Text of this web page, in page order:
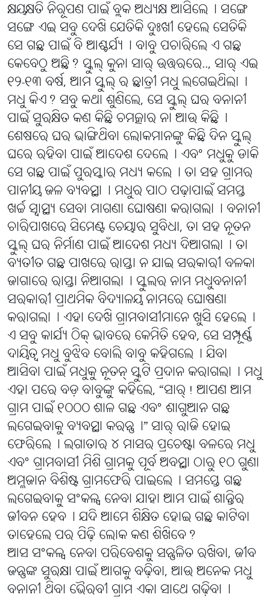
କ୍ଷୟକ୍ଷତି ନିରୂପଣ ପାଇଁ ବ୍ଲକ ଅଧ୍ୟକ୍ଷ ଆସିଲେ୤ ସଙ୍ଗେ
ସଙ୍ଗେ ଏଇ ସବୁ ଦେଖି ଯେତିକି ଦୁଃଖୀ ହେଲେ ସେତିକି
ସେ ଗଛ ପାଇଁ ବି ଆଶ୍ଚର୍ଯ୍ୟ୤ ବାବୁ ପଚାରିଲେ ଏ ଗଛ
କେବେଠୁ ଅଛି? ସ୍କୁଲ୍ କୁନା ସାର୍ ଉତ୍ତରରେ.., ସାର୍ ଏଇ
୧୨-୧୩ ବର୍ଷ, ଆମ ସ୍କୁଲ୍ ର ଛାତ୍ରୀ ମଧୁ ଲଗେଇଥିଲା୤
ମଧୁ କିଏ? ସବୁ କଥା ଶୁଣିଲେ, ସେ ସ୍କୁଲ୍ ଘର ବନାନୀ
ପାଇଁ ସୁରକ୍ଷିତ କଣ କିଛି ଚମତ୍କାର ନା ଆଉ କିଛି୤
ଶେଷରେ ଘର ଭାଙ୍ଗିଥିବା ଲୋକମାନଙ୍କୁ କିଛି ଦିନ ସ୍କୁଲ୍
ଘରେ ରହିବା ପାଇଁ ଆଦେଶ ଦେଲେ୤ ଏବଂ ମଧୁକୁ ଡାକି
ସେ ଗଛ ପାଇଁ ପୁରସ୍କାର ମଧ୍ୟ କଲେ୤ ତା ସହ ଗ୍ରାମର
ପାନୀୟ ଜଳ ବ୍ୟବସ୍ଥା୤ ମଧୁର ପାଠ ପଢ଼ାପାଇଁ ସମସ୍ତ
ଖର୍ଚ୍ଚ ସ୍ୱାସ୍ଥ୍ୟ ସେବା ମାଗଣା ଘୋଷଣା କରାଗଲା୤ ବନାନୀ
ଚାରିପାଖରେ ସିମେଣ୍ଟ ଚେୟାର ସୁବିଧା, ତା ସହ ନୂତନ
ସ୍କୁଲ୍ ଘର ନିର୍ମାଣ ପାଇଁ ଆଦେଶ ମଧ୍ୟ ଦିଆଗଲା୤ ତା
ବ୍ୟତୀତ ଗଛ ପାଖରେ ରାସ୍ତା ନ ଯାଇ ସରକାରୀ ବଳକା
ଜାଗାରେ ରାସ୍ତା ନିଆଗଲା୤ ସ୍କୁଲର ନାମ ମଧୁବନାନୀ
ସରକାରୀ ପ୍ରାଥମିକ ବିଦ୍ୟାଳୟ ନାମରେ ଘୋଷଣା
କରାଗଲା୤ ଏହା ଦେଖି ଗ୍ରାମବାସୀମାନେ ଖୁସି ହେଲେ୤
ଏ ସବୁ କାର୍ଯ୍ୟ ଠିକ୍ ଭାବରେ କେମିତି ହେବ, ସେ ସମ୍ପୂର୍ଣ୍ଣ
ଦାୟିତ୍ୱ ମଧୁ ବୁଝିବ ବୋଲି ବାବୁ କହିଗଲେ୤ ଯିବା
ଆସିବା ପାଇଁ ମଧୁକୁ ନୂତନ୍ ସ୍କୁଟି ପ୍ରଦାନ କରାଗଲା୤ ମଧୁ
ଏହା ପରେ ବଡ଼ ବାବୁଙ୍କୁ କହିଲେ, “ସାର୍! ଆପଣ ଆମ
ଗ୍ରାମ ପାଇଁ ୧୦୦୦ ଶାଳ ଗଛ ଏବଂ ଶାଗୁଆନ ଗଛ
ଲଗେଇବାକୁ ବ୍ୟବସ୍ଥା କରନ୍ତୁ୤” ସାର୍ ରାଜି ହୋଇ
ଫେରିଲେ୤ ଲଗାତାର ୪ ମାସର ପ୍ରଚେଷ୍ଟା ବଳରେ ମଧୁ
ଏବଂ ଗ୍ରାମବାସୀ ମିଶି ଗ୍ରାମକୁ ପୂର୍ବ ଅବସ୍ଥା ଠାରୁ ୧୦ ଗୁଣା
ଅମ୍ଳଜାନ ବିଶିଷ୍ଟ ଗ୍ରାମଫେରି ପାଇଲେ୤ ସମସ୍ତେ ଗଛ
ଲଗେଇବାକୁ ସଂକଳ୍ପ ନେବା ଯାହା ଆମ ପାଇଁ ଶାନ୍ତିର
ଜୀବନ ହେବ୤ ଯଦି ଆମେ ଶିକ୍ଷିତ ହୋଇ ଗଛ କାଟିବା
ତାହେଲେ ପର ପିଢ଼ି ଲୋକ କଣ ଶିଖିବେ?
ଆସ ସଂକଳ୍ପ ନେବା ପରିବେଶକୁ ସନ୍ତୁଳିତ ରଖିବା, ଜୀବ
ଜନ୍ତୁଙ୍କ ସୁରକ୍ଷା ପାଇଁ ଆଗକୁ ବଢ଼ିବା, ଆଉ ଅନେକ ମଧୁ
ବନାନୀ ଥିବା ଭୈରବୀ ଗ୍ରାମ ଏକା ସାଥେ ଗଢ଼ିବା୤